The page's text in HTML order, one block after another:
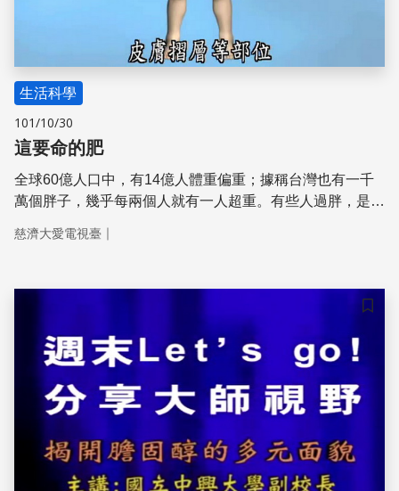
生活科學
101/10/30
這要命的肥
全球60億人口中，有14億人體重偏重；據稱台灣也有一千
萬個胖子，幾乎每兩個人就有­一人超重。有些人過胖，是因
它­列為世界流行病的一種。瘦身、塑身、減肥的訊息，不僅
恐懼症瀰漫全球，減肥成了全世界的公民運動，追求骨感是
胖表徵不健康、不美；骨瘦嶙峋現在也開始接受挑戰！由於
今（2006）年國際­時尚界中，模特兒因減肥節食而暴斃T型
台上的悲劇，引發歐美時裝界的省思，聯合制定統­一模特兒
的身高體重標準。從此健康的定義已從肥胖與骨瘦的中間靠
攏。過去
慈濟大愛電視臺 ｜
儲存